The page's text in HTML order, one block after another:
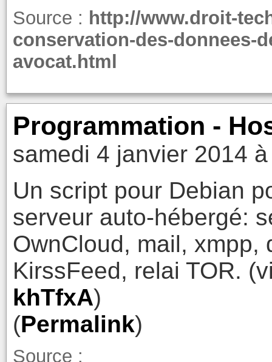
Source : http://www.droit-
conservation-des-donnees-
avocat.html
Programmation -
samedi 4 janvier 2014
Un script pour Debian
serveur auto-hébergé:
OwnCloud, mail, xmpp,
KirssFeed, relai TOR.
khTfxA)
(Permalink)
Source :